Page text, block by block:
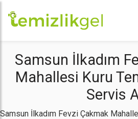
Samsun İlkadım
Mahallesi Kuru
Servis
Samsun İlkadım Fevzi Çakmak